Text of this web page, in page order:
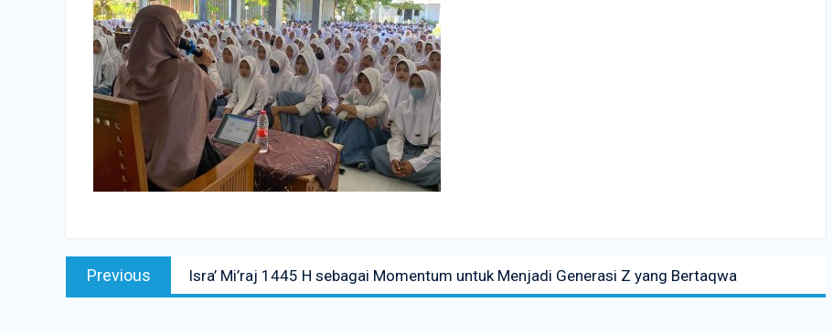
Navigasi
posPrevious
post:
Isra’ Mi’raj 1445 H sebagai Momentum untuk Menjadi Generasi Z yang Bertaqwa